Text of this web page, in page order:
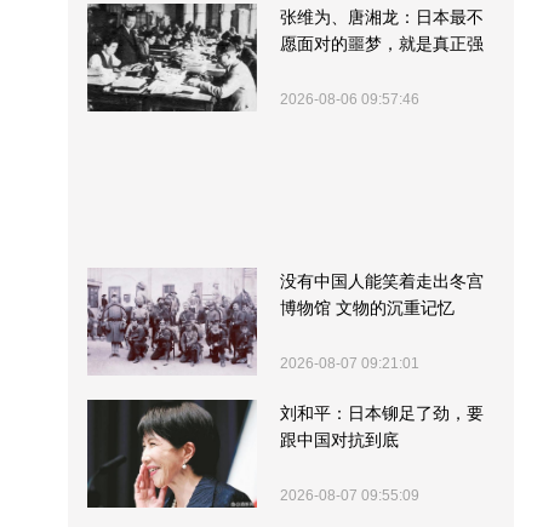
张维为、唐湘龙：日本最不
愿面对的噩梦，就是真正强
2026-08-06 09:57:46
没有中国人能笑着走出冬宫
博物馆 文物的沉重记忆
2026-08-07 09:21:01
刘和平：日本铆足了劲，要
跟中国对抗到底
2026-08-07 09:55:09